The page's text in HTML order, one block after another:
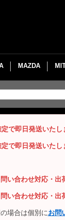
MAZDA
で即日発送いたし
で即日発送いたし
い合わせ対応・出
い合わせ対応・出
場合は個別にお問